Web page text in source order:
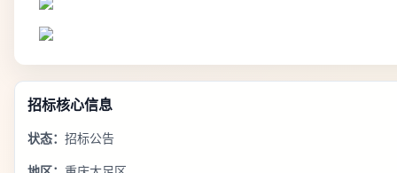
招标核心信息
状态： 招标公告